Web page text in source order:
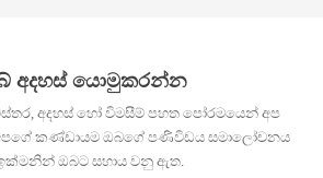
අදහස් යොමුකරන්න
අදහස් හෝ විමසීම් පහත පෝරමයෙන් අප
කණ්ඩායම ඔබගේ පණිවිඩය සමාලෝචනය
ඔබට සහාය වනු ඇත.